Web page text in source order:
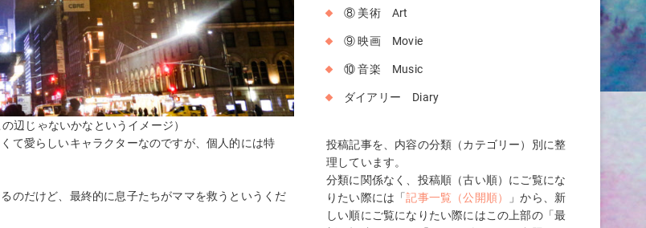
辺じゃないかなというイメージ）
て愛らしいキャラクターなのですが、個人的には特
のだけど、最終的に息子たちがママを救うというくだ
⑧ 美術 Art
⑨ 映画 Movie
⑩ 音楽 Music
ダイアリー Diary
投稿記事を、内容の分類（カテゴリー）別に整
理しています。
分類に関係なく、投稿順（古い順）にご覧にな
りたい際には「記事一覧（公開順）
」から、新
しい順にご覧になりたい際にはこの上部の「最